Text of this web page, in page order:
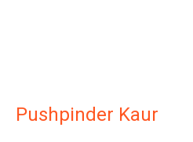
Pushpinder Kaur